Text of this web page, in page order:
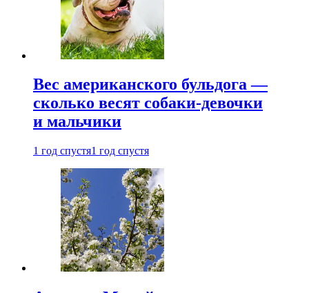
Вес американского бульдога —
сколько весят собаки-девочки
и мальчики
1 год спустя1 год спустя